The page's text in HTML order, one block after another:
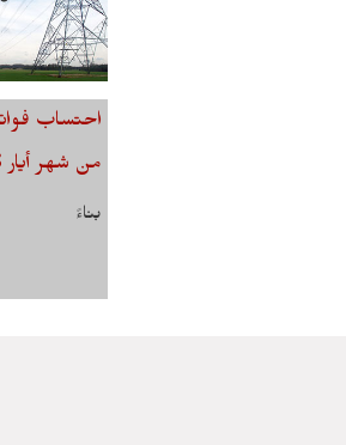
احتساب
من شهر أيار 2023
بناءً